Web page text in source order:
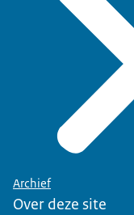
Archief
Over deze site